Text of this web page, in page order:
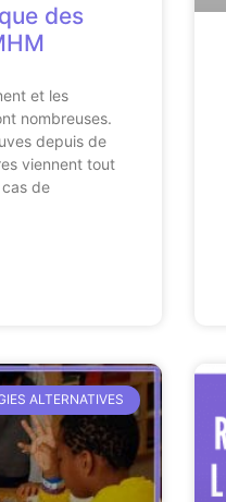
des
et les
nombreuses.
depuis de
viennent tout
cas de
ALTERNATIVES